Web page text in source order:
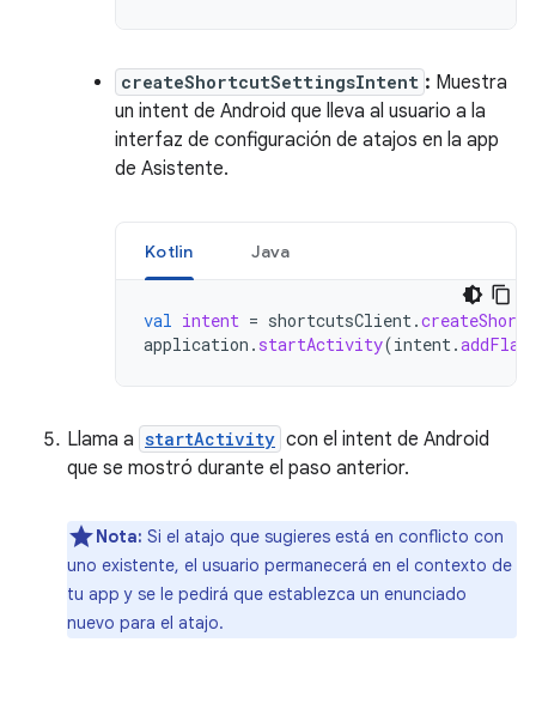
createShortcutSettingsIntent : Muestra
un intent de Android que lleva al usuario a la
interfaz de configuración de atajos en la app
de Asistente.
Kotlin Java
val intent = shortcutsClient.
application . startActivity(intent.
Llama a startActivity con el intent de Android
que se mostró durante el paso anterior.
Nota: Si el atajo que sugieres está en conflicto con
uno existente, el usuario permanecerá en el contexto de
tu app y se le pedirá que establezca un enunciado
nuevo para el atajo.